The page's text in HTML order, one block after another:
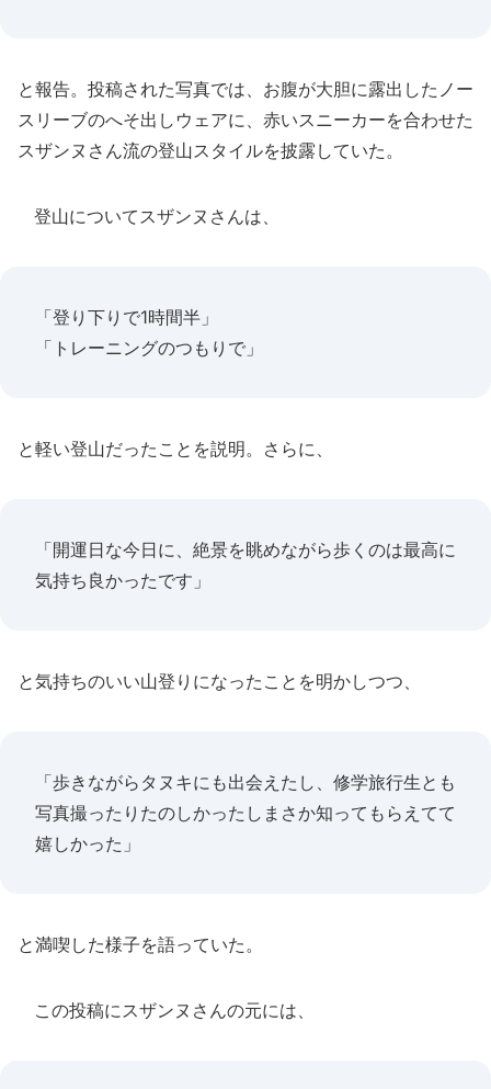
と報告。投稿された写真では、お腹が大胆に露出したノー
スリーブのへそ出しウェアに、赤いスニーカーを合わせた
スザンヌさん流の登山スタイルを披露していた。
登山についてスザンヌさんは、
「登り下りで1時間半」
「トレーニングのつもりで」
と軽い登山だったことを説明。さらに、
「開運日な今日に、絶景を眺めながら歩くのは最高に
気持ち良かったです」
と気持ちのいい山登りになったことを明かしつつ、
「歩きながらタヌキにも出会えたし、修学旅行生とも
写真撮ったりたのしかったしまさか知ってもらえてて
嬉しかった」
と満喫した様子を語っていた。
この投稿にスザンヌさんの元には、